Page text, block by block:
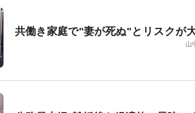
共働き家庭で"妻が死ぬ"とリスクが
山